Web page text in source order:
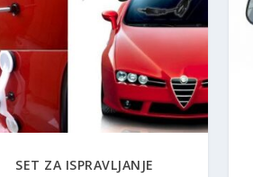
SET ZA ISPRAVLJANJE